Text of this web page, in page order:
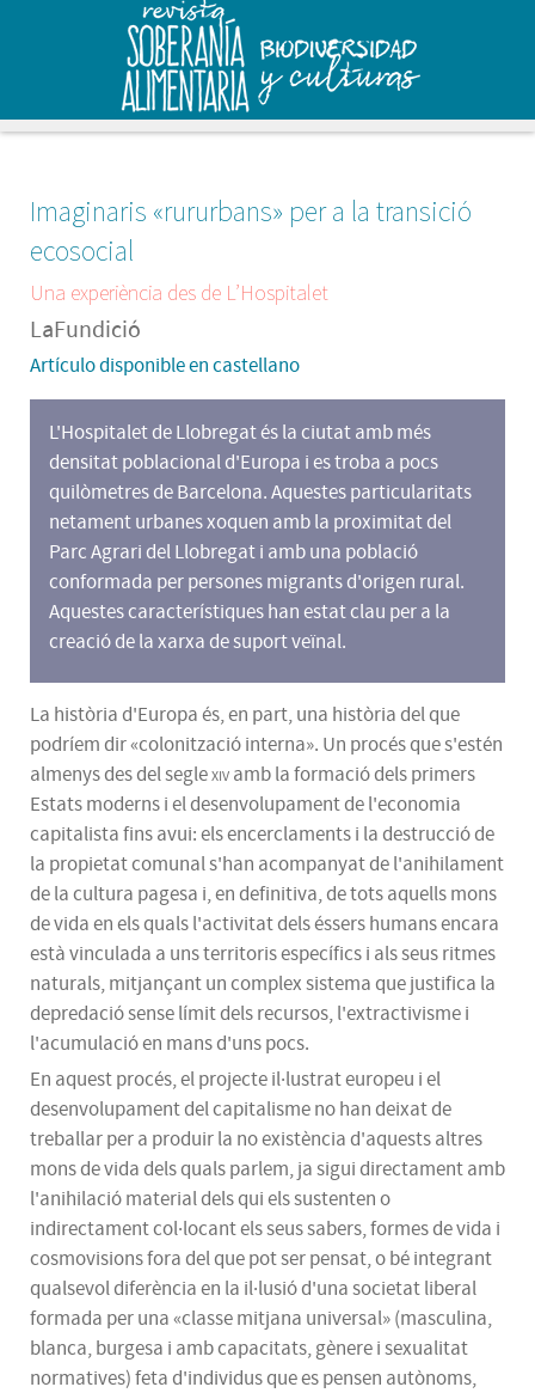
Imaginaris «rururbans» per a la transició
ecosocial
Una experiència des de L’Hospitalet
LaFundició
Artículo disponible en castellano
L'Hospitalet de Llobregat és la ciutat amb més
densitat poblacional d'Europa i es troba a pocs
quilòmetres de Barcelona. Aquestes particularitats
netament urbanes xoquen amb la proximitat del
Parc Agrari del Llobregat i amb una població
conformada per persones migrants d'origen rural.
Aquestes característiques han estat clau per a la
creació de la xarxa de suport veïnal.
La història d'Europa és, en part, una història del que
podríem dir «colonització interna». Un procés que s'estén
almenys des del seglexivamb la formació dels primers
Estats moderns i el desenvolupament de l'economia
capitalista fins avui: els encerclaments i la destrucció de
la propietat comunal s'han acompanyat de l'anihilament
de la cultura pagesa i, en definitiva, de tots aquells mons
de vida en els quals l'activitat dels éssers humans encara
està vinculada a uns territoris específics i als seus ritmes
naturals, mitjançant un complex sistema que justifica la
depredació sense límit dels recursos, l'extractivisme i
l'acumulació en mans d'uns pocs.
En aquest procés, el projecte il·lustrat europeu i el
desenvolupament del capitalisme no han deixat de
treballar per a produir la no existència d'aquests altres
mons de vida dels quals parlem, ja sigui directament amb
l'anihilació material dels qui els sustenten o
indirectament col·locant els seus sabers, formes de vida i
cosmovisions fora del que pot ser pensat, o bé integrant
qualsevol diferència en la il·lusió d'una societat liberal
formada per una «classe mitjana universal» (masculina,
blanca, burgesa i amb capacitats, gènere i sexualitat
normatives) feta d'individus que es pensen autònoms,